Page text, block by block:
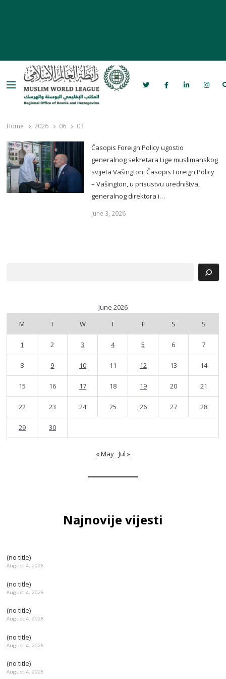
Menu
Bosni i Hercegovini
Home 2026 06 03
Časopis Foreign Policy ugostio
generalnog sekretara Lige muslimanskog
svijeta Vašington: Časopis Foreign Policy
– Vašington, u prisustvu uredništva,
generalnog direktora i…
June 3, 2026
June 2026
M
T W T F S S
1 2 3 4 5 6 7
8 9 10 11 12 13 14
15 16 17 18 19 20 21
22 23 24 25 26 27 28
29 30
« May Jul »
Najnovije vijesti
(no title)
August 4, 2026
(no title)
August 4, 2026
(no title)
August 4, 2026
(no title)
August 4, 2026
(no title)
August 4, 2026